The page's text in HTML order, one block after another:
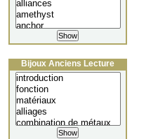
Bijoux Anciens Lecture